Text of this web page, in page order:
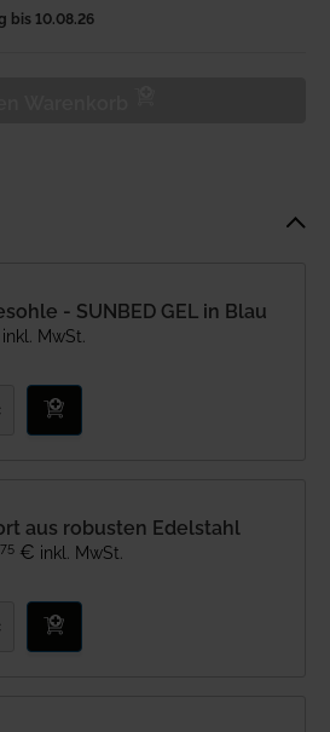
bis 10.08.26
- SUNBED GEL in Blau
inkl. MwSt.
aus robusten Edelstahl
75 € inkl. MwSt.